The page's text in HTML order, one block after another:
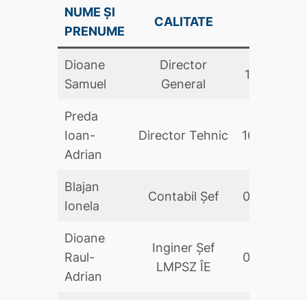
NUME ȘI
PRENUME
CALITATE
Dioane
Samuel
Director
General
17.12.2025
Preda
Ioan-
Adrian
Director Tehnic 16.03.2026
Blajan
Ionela
Contabil Şef 01.06.2025
Dioane
Raul-
Adrian
Inginer Şef
LMPSZ ÎE
04.10.2023